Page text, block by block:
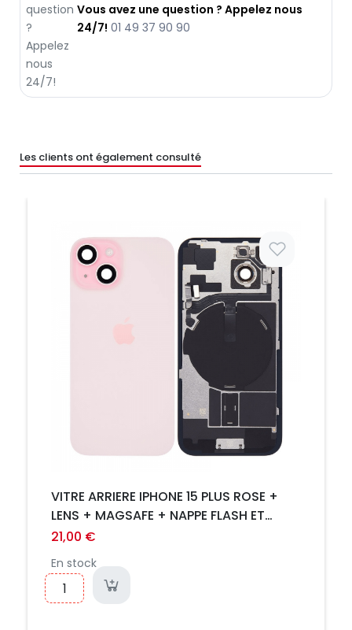
Vous avez une question ? Appelez nous
24/7! 01 49 37 90 90
Les clients ont également consulté
VITRE ARRIERE IPHONE 15 PLUS ROSE +
LENS + MAGSAFE + NAPPE FLASH ET
MICRO
21,00 €
En stock